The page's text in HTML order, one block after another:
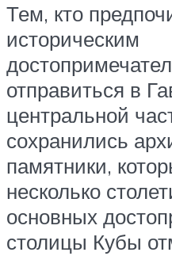
Тем, кто
историческим
отправиться в
центральной
сохранились
памятники,
несколько
основных
столицы Кубы